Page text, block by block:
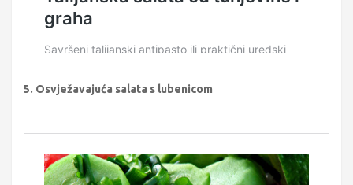
5. Osvježavajuća salata s lubenicom